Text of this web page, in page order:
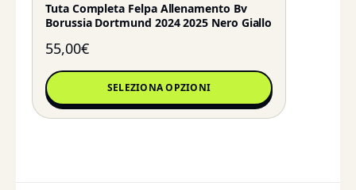
Tuta Completa Felpa Allenamento Bv
Borussia Dortmund 2024 2025 Nero Giallo
55,00€
SELEZIONA OPZIONI